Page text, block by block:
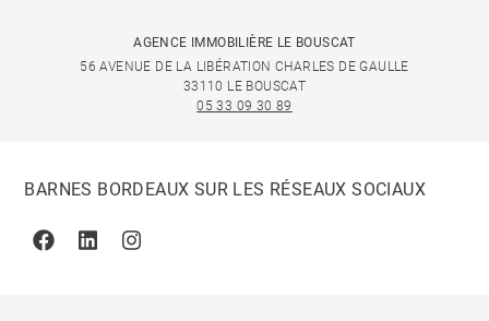
AGENCE IMMOBILIÈRE LE BOUSCAT
56 AVENUE DE LA LIBÉRATION CHARLES DE GAULLE
33110 LE BOUSCAT
05 33 09 30 89
BARNES BORDEAUX SUR LES RÉSEAUX SOCIAUX
FacebookLinkedinInstagram